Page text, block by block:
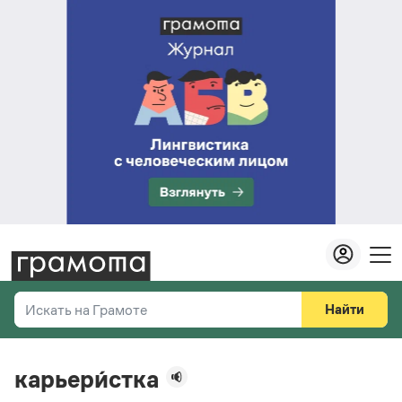
Искать на Грамоте
Справочная служба
Найти
карьери́стка